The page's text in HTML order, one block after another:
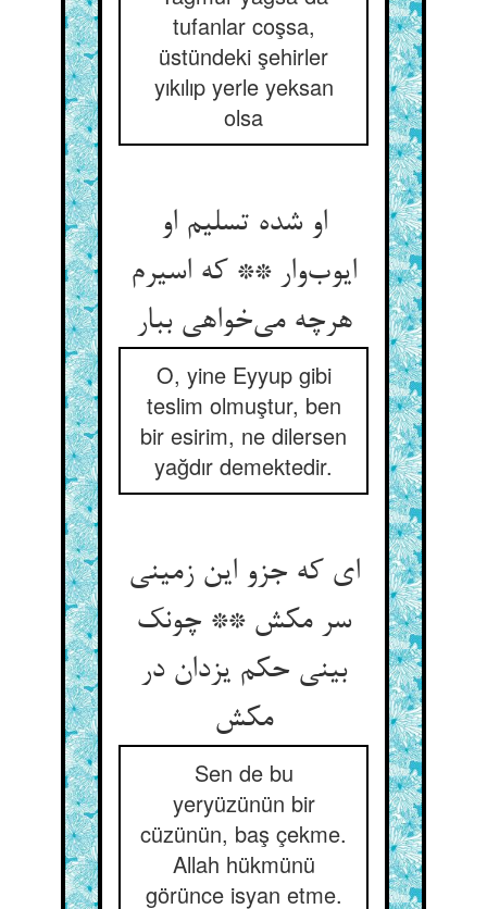
tufanlar coşsa,
üstündeki şehirler
yıkılıp yerle yeksan
olsa
او شده تسلیم او
ایوب‌وار ** که اسیرم
هرچه می‌خواهی ببار
O, yine Eyyup gibi
teslim olmuştur, ben
bir esirim, ne dilersen
yağdır demektedir.
ای که جزو این زمینی
سر مکش ** چونک
بینی حکم یزدان در
مکش
Sen de bu
yeryüzünün bir
cüzünün, baş çekme.
Allah hükmünü
görünce isyan etme.